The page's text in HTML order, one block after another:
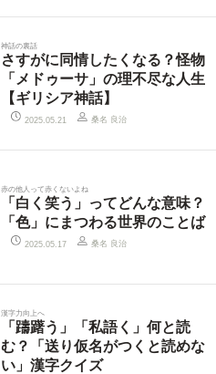
神話の裏話
さすがに同情したくなる？怪物
「メドゥーサ」の理不尽な人生
【ギリシア神話】
2025.05.21 桑名 良治
赤の他人って赤くないよね
「白く笑う」ってどんな意味？
「色」にまつわる世界のことば
2025.05.17 桑名 良治
漢字力向上へ
「躊躇う」「私語く」何と読
む？「送り仮名がつくと読めな
い」漢字クイズ